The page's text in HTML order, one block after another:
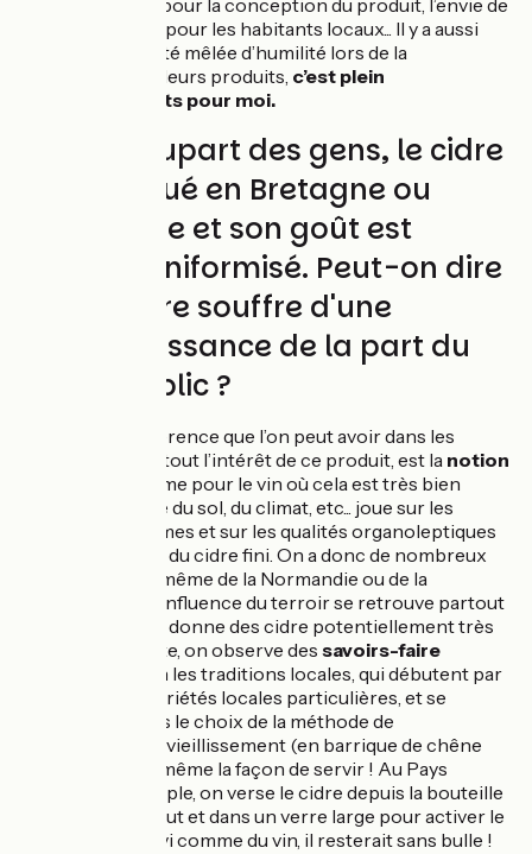
familiale, intérêt pour la conception du produit, l’envie de
travailler avec et pour les habitants locaux... Il y a aussi
une certaine fierté mêlée d’humilité lors de la
présentation de leurs produits, c’est plein
d’enseignements pour moi.
Pour la plupart des gens, le cidre
est fabriqué en Bretagne ou
Normandie et son goût est
souvent uniformisé. Peut-on dire
que le cidre souffre d'une
méconnaissance de la part du
grand public ?
La première différence que l’on peut avoir dans les
cidres, et qui fait tout l’intérêt de ce produit, est la notion
. Comme pour le vin où cela est très bien
décrit, l’influence du sol, du climat, etc... joue sur les
variétés de pommes et sur les qualités organoleptiques
(le goût, l’odeur...) du cidre fini. On a donc de nombreux
terroirs, au sein même de la Normandie ou de la
Bretagne. Cette influence du terroir se retrouve partout
en France, ce qui donne des cidre potentiellement très
différents. Ensuite, on observe des savoirs-faire
selon les traditions locales, qui débutent par
la sélection de variétés locales particulières, et se
poursuivent dans le choix de la méthode de
fermentation, du vieillissement (en barrique de chêne
par exemple), et même la façon de servir ! Au Pays
Basque par exemple, on verse le cidre depuis la bouteille
à 30/40 cm de haut et dans un verre large pour activer le
gaz du cidre. Servi comme du vin, il resterait sans bulle !